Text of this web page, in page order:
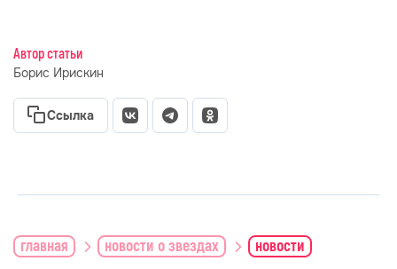
Автор статьи
Борис Ирискин
Ссылка
главная новости о звездах новости